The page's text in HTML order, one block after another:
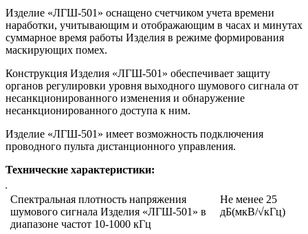
Изделие «ЛГШ-501» оснащено счетчиком учета времени
наработки, учитывающим и отображающим в часах и минутах
суммарное время работы Изделия в режиме формирования
маскирующих помех.
Конструкция Изделия «ЛГШ-501» обеспечивает защиту
органов регулировки уровня выходного шумового сигнала от
несанкционированного изменения и обнаружение
несанкционированного доступа к ним.
Изделие «ЛГШ-501» имеет возможность подключения
проводного пульта дистанционного управления.
Технические характеристики:
Спектральная плотность напряжения
шумового сигнала Изделия «ЛГШ-501» в
диапазоне частот 10-1000 кГц
Не менее 25
дБ(мкВ/√кГц)